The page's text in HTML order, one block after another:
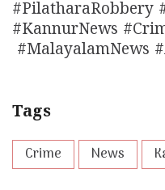
#PilatharaRobbery
#KannurNews
#MalayalamNews
Tags
Crime News